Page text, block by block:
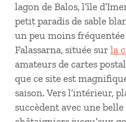
lagon de Balos, l’île
petit paradis de sable
un peu moins
Falassarna, située sur la
amateurs de cartes
que ce site est
saison. Vers l’intérieur,
succèdent avec une